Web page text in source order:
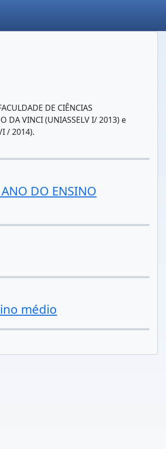
DE CIÊNCIAS
DA VINCI (UNIASSELV I/ 2013) e
/ 2014).
ANO DO ENSINO
médio